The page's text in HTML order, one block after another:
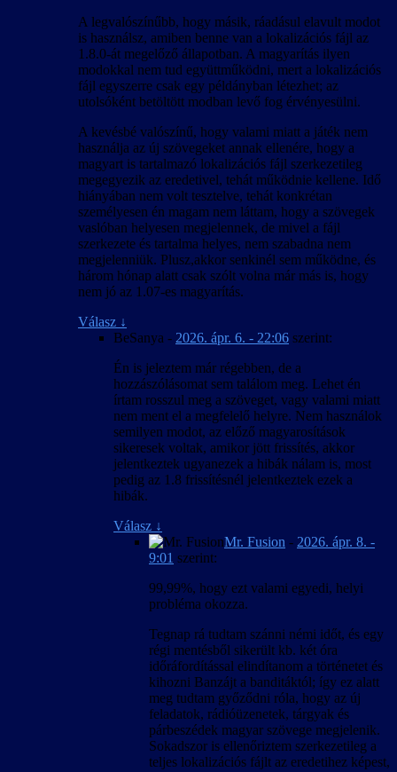
A legvalószínűbb, hogy másik, ráadásul elavult modot
is használsz, amiben benne van a lokalizációs fájl az
1.8.0-át megelőző állapotban. A magyarítás ilyen
modokkal nem tud együttműködni, mert a lokalizációs
fájl egyszerre csak egy példányban létezhet; az
utolsóként betöltött modban levő fog érvényesülni.
A kevésbé valószínű, hogy valami miatt a játék nem
használja az új szövegeket annak ellenére, hogy a
magyart is tartalmazó lokalizációs fájl szerkezetileg
megegyezik az eredetivel, tehát működnie kellene. Idő
hiányában nem volt tesztelve, tehát konkrétan
személyesen én magam nem láttam, hogy a szövegek
vaslóban helyesen megjelennek, de mivel a fájl
szerkezete és tartalma helyes, nem szabadna nem
megjelenniük. Plusz,akkor senkinél sem működne, és
három hónap alatt csak szólt volna már más is, hogy
nem jó az 1.07-es magyarítás.
Válasz ↓
BeSanya - 2026. ápr. 6. - 22:06 szerint:
Én is jeleztem már régebben, de a
hozzászólásomat sem találom meg. Lehet én
írtam rosszul meg a szöveget, vagy valami miatt
nem ment el a megfelelő helyre. Nem használok
semilyen modot, az előző magyarosítások
sikeresek voltak, amikor jött frissítés, akkor
jelentkeztek ugyanezek a hibák nálam is, most
pedig az 1.8 frissítésnél jelentkeztek ezek a
hibák.
Válasz ↓
Mr. Fusion - 2026. ápr. 8. -
9:01 szerint:
99,99%, hogy ezt valami egyedi, helyi
probléma okozza.
Tegnap rá tudtam szánni némi időt, és egy
régi mentésből sikerült kb. két óra
időráfordítással elindítanom a történetet és
kihozni Banzájt a banditáktól; így ez alatt
meg tudtam győződni róla, hogy az új
feladatok, rádióüzenetek, tárgyak és
párbeszédek magyar szövege megjelenik.
Sokadszor is ellenőriztem szerkezetileg a
teljes lokalizációs fájlt az eredetihez képest,